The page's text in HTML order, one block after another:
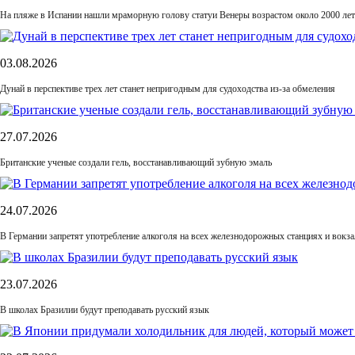
На пляже в Испании нашли мраморную голову статуи Венеры возрастом около 2000 лет
03.08.2026
Дунай в перспективе трех лет станет непригодным для судоходства из-за обмеления
27.07.2026
Британские ученые создали гель, восстанавливающий зубную эмаль
24.07.2026
В Германии запретят употребление алкоголя на всех железнодорожных станциях и
23.07.2026
В школах Бразилии будут преподавать русский язык